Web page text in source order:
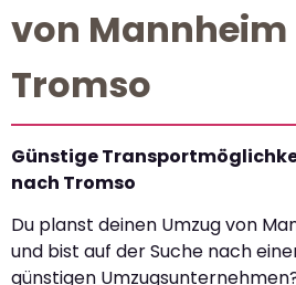
von Mannheim
Tromso
Günstige
nach Tromso
Du planst deinen Umzug von
und bist auf der Suche nach
günstigen